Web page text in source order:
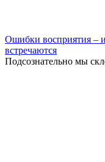
Ошибки восприятия –
встречаются
Подсознательно мы